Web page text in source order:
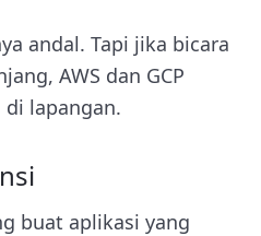
andal. Tapi jika bicara
AWS dan GCP
lapangan.
buat aplikasi yang